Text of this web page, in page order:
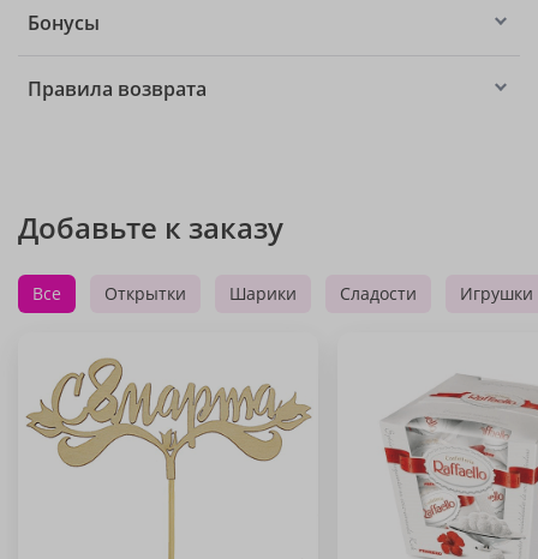
Бонусы
Правила возврата
Добавьте к заказу
Все Открытки Шарики Сладости Игрушки